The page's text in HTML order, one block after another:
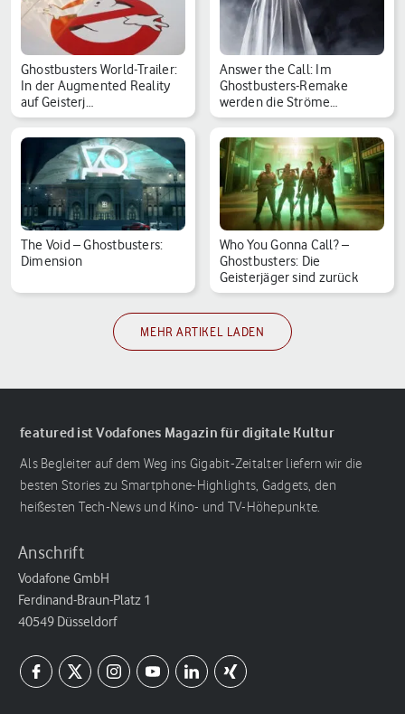
Ghostbusters World-Trailer:
In der Augmented Reality
auf Geisterj…
Answer the Call: Im
Ghostbusters-Remake
werden die Ströme
gekreuz…
The Void – Ghostbusters:
Dimension
Who You Gonna Call? –
Ghostbusters: Die
Geisterjäger sind zurück
MEHR ARTIKEL LADEN
featured ist Vodafones Magazin für digitale Kultur
Als Begleiter auf dem Weg ins Gigabit-Zeitalter liefern wir die
besten Stories zu Smartphone-Highlights, Gadgets, den
heißesten Tech-News und Kino- und TV-Höhepunkte.
Anschrift
Vodafone GmbH
Ferdinand-Braun-Platz 1
40549 Düsseldorf